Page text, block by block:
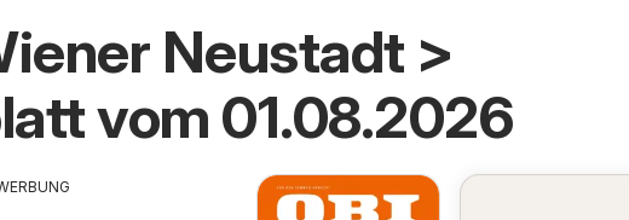
Neustadt >
vom 01.08.2026